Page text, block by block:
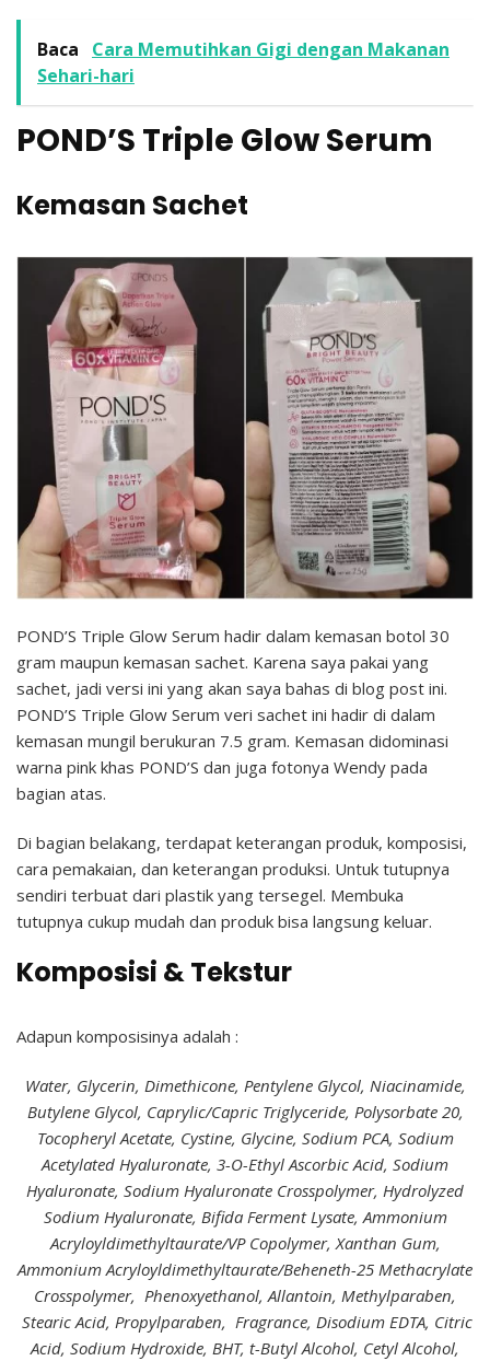
Baca
Cara Memutihkan Gigi dengan Makanan
Sehari-hari
POND’S Triple Glow Serum
Kemasan Sachet
POND’S Triple Glow Serum hadir dalam kemasan botol 30
gram maupun kemasan sachet. Karena saya pakai yang
sachet, jadi versi ini yang akan saya bahas di blog post ini.
POND’S Triple Glow Serum veri sachet ini hadir di dalam
kemasan mungil berukuran 7.5 gram. Kemasan didominasi
warna pink khas POND’S dan juga fotonya Wendy pada
bagian atas.
Di bagian belakang, terdapat keterangan produk, komposisi,
cara pemakaian, dan keterangan produksi. Untuk tutupnya
sendiri terbuat dari plastik yang tersegel. Membuka
tutupnya cukup mudah dan produk bisa langsung keluar.
Komposisi & Tekstur
Adapun komposisinya adalah :
Water, Glycerin, Dimethicone, Pentylene Glycol, Niacinamide,
Butylene Glycol, Caprylic/Capric Triglyceride, Polysorbate 20,
Tocopheryl Acetate, Cystine, Glycine, Sodium PCA, Sodium
Acetylated Hyaluronate, 3-O-Ethyl Ascorbic Acid, Sodium
Hyaluronate, Sodium Hyaluronate Crosspolymer, Hydrolyzed
Sodium Hyaluronate, Bifida Ferment Lysate, Ammonium
Acryloyldimethyltaurate/VP Copolymer, Xanthan Gum,
Ammonium Acryloyldimethyltaurate/Beheneth-25 Methacrylate
Crosspolymer, Phenoxyethanol, Allantoin, Methylparaben,
Stearic Acid, Propylparaben, Fragrance, Disodium EDTA, Citric
Acid, Sodium Hydroxide, BHT, t-Butyl Alcohol, Cetyl Alcohol,